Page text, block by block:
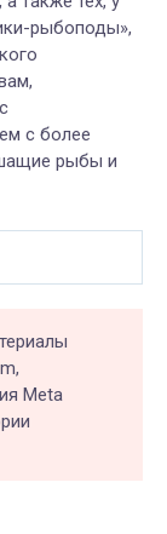
рыбоподы»,
с более
рыбы и
Meta